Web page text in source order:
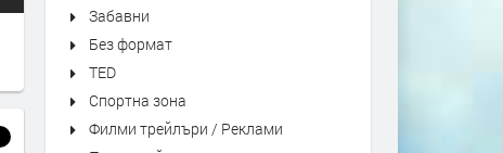
Забавни
Без формат
TED
Спортна зона
Филми трейлъри / Реклами